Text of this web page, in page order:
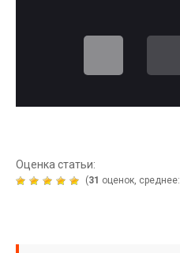
Оценка статьи:
(31 оценок, среднее: